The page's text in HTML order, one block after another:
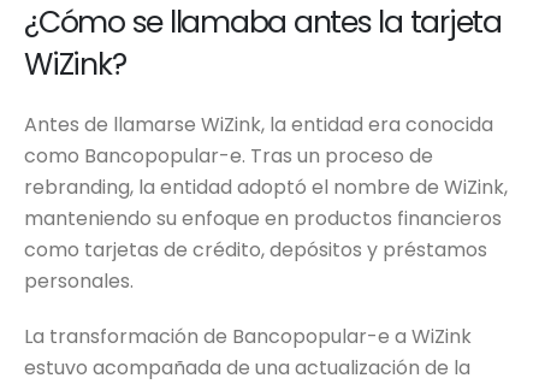
¿Cómo se llamaba antes la tarjeta
WiZink?
Antes de llamarse WiZink, la entidad era conocida
como Bancopopular-e. Tras un proceso de
rebranding, la entidad adoptó el nombre de WiZink,
manteniendo su enfoque en productos financieros
como tarjetas de crédito, depósitos y préstamos
personales.
La transformación de Bancopopular-e a WiZink
estuvo acompañada de una actualización de la